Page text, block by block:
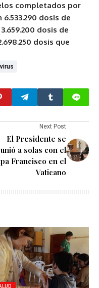
completados por
dosis de
dosis de
dosis que
Next Post
El Presidente se
a solas con el
Francisco en el
Vaticano